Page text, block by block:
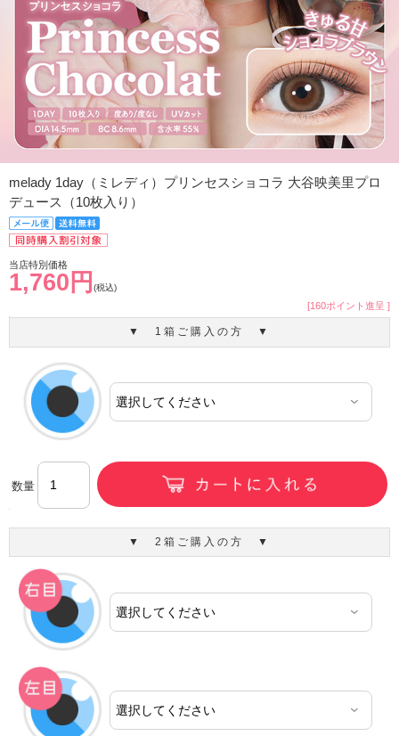
melady 1day（ミレディ）プリンセスショコラ 大谷映美里プロ
デュース（10枚入り）
当店特別価格
1,760円 (税込)
[160ポイント進呈 ]
▼ 1箱ご購入の方 ▼
数量
▼ 2箱ご購入の方 ▼